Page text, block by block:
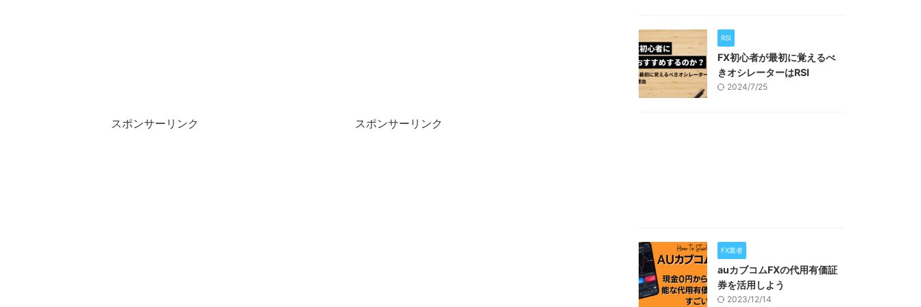
スポンサーリンク スポンサーリンク
RSI
FX初心者が最初に覚えるべ
きオシレーターはRSI
2024/7/25
FX業者
auカブコムFXの代用有価証
券を活用しよう
2023/12/14